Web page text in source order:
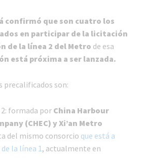
confirmó que son cuatro los
en participar de la licitación
de la línea 2 del Metro de esa
está próxima a ser lanzada.
precalificados son:
formada por China Harbour
(CHEC) y Xi’an Metro
del mismo consorcio que está a
la línea 1, actualmente en